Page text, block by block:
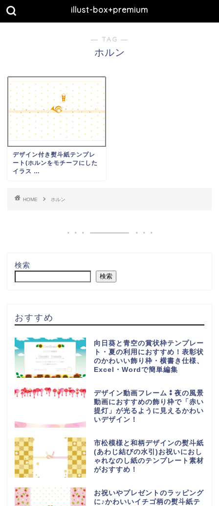
illust-box+premium
― TAG ―
ホルン
デザイン付き熨斗紙テンプレ
ート(ホルンをモチーフにした
イラス …
HOME ホルン
検索
検索
おすすめ
向日葵と青空の賞状枠テンプレー
ト・夏の利用におすすめ！表彰状
のかわいい飾り枠・横書き仕様、
Excel・Wordで簡単編集
デザイン動画フレーム⁑夜の風景
動画におすすめの飾り枠で「赤い
提灯」が光るように見えるかわい
いデザイン！
市松模様と和柄デザインの熨斗紙
(あわじ結びの水引)お祝いにおし
ゃれなのし紙のテンプレート素材
がおすすめ！
お祝いやプレゼントのラッピング
に♪かわいいイチゴ柄の熨斗紙テ